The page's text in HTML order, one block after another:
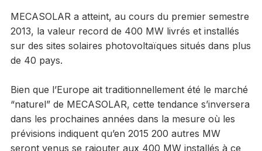
MECASOLAR a atteint, au cours du premier semestre
2013, la valeur record de 400 MW livrés et installés
sur des sites solaires photovoltaïques situés dans plus
de 40 pays.
Bien que l’Europe ait traditionnellement été le marché
“naturel” de MECASOLAR, cette tendance s’inversera
dans les prochaines années dans la mesure où les
prévisions indiquent qu’en 2015 200 autres MW
seront venus se rajouter aux 400 MW installés à ce